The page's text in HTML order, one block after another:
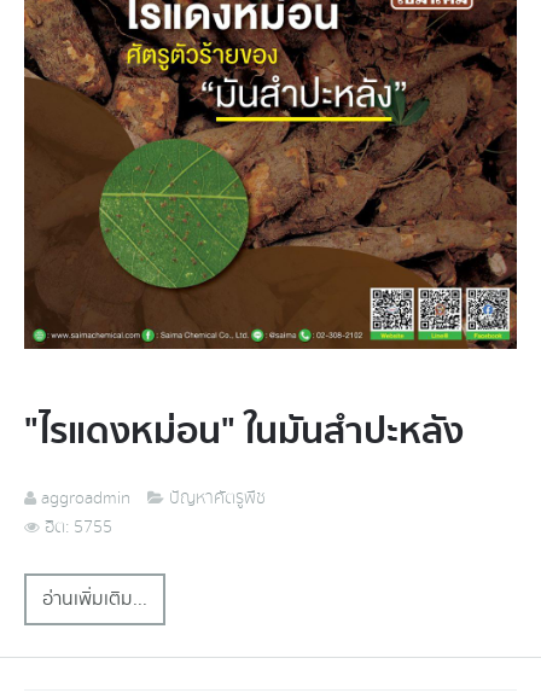
"ไรแดงหม่อน" ในมันสำปะหลัง
aggroadmin
ปัญหาศัตรูพืช
ฮิต: 5755
อ่านเพิ่มเติม...